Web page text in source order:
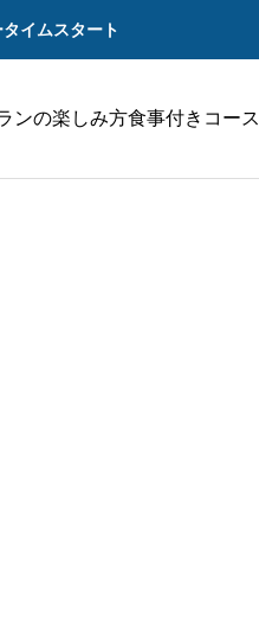
イムスタート
ンの楽しみ方食事付きコース